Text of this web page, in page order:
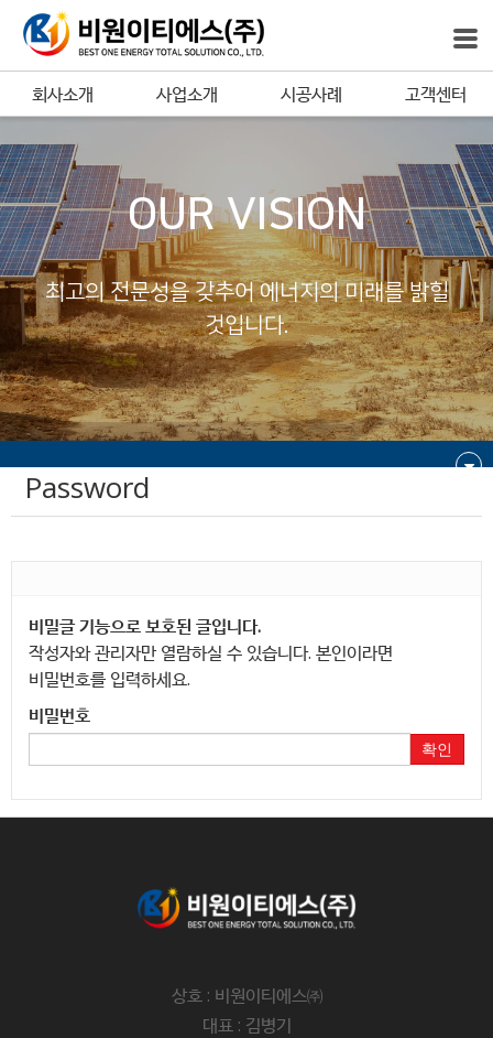
회사소개 사업소개 시공사례 고객센터
OUR VISION
최고의 전문성을 갖추어 에너지의 미래를 밝힐
것입니다.
Password
비밀글 기능으로 보호된 글입니다.
작성자와 관리자만 열람하실 수 있습니다. 본인이라면
비밀번호를 입력하세요.
비밀번호
확인
상호 : 비원이티에스㈜
대표 : 김병기